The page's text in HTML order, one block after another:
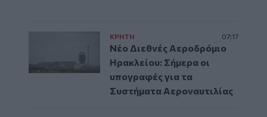
ΚΡΗΤΗ 07:17
Νέο Διεθνές Αεροδρόμιο
Ηρακλείου: Σήμερα οι
υπογραφές για τα
Συστήματα Αεροναυτιλίας